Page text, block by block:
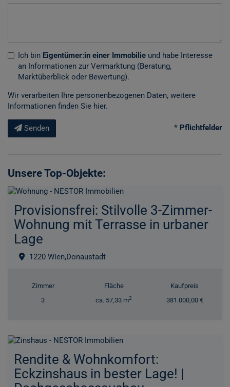
Ich bin Eigentümer:in einer Immobilie und habe Interesse
an Informationen zur Vermarktung (Beratung,
Marktüberblick oder Bewertung).
Wir verarbeiten Ihre personenbezogenen Daten, weitere
Informationen finden Sie hier.
Senden * Pflichtfelder
Unsere Top-Objekte:
Provisionsfrei: Stilvolle 3-Zimmer-
Wohnung mit Terrasse in urbaner
Lage
1220 Wien,Donaustadt
Zimmer
3
Fläche
ca. 57,33 m2
Kaufpreis
381.000,00 €
Rendite & Wohnkomfort:
Eckzinshaus in bester Lage! |